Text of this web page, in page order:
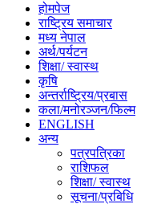
होमपेज
राष्ट्रिय समाचार
मध्य नेपाल
अर्थ/पर्यटन
शिक्षा/ स्वास्थ
कृषि
अन्तर्राष्ट्रिय/प्रबास
कला/मनोरञ्जन/फिल्म
ENGLISH
अन्य
पत्रपत्रिका
राशिफल
शिक्षा/ स्वास्थ
सूचना/प्रबिधि